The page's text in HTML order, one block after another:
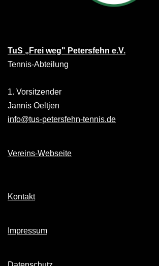
TuS „Frei weg" Petersfehn e.V.
Tennis-Abteilung
1. Vorsitzender
Jannis Oeltjen
info@tus-petersfehn-tennis.de
Vereins-Webseite
Kontakt
Impressum